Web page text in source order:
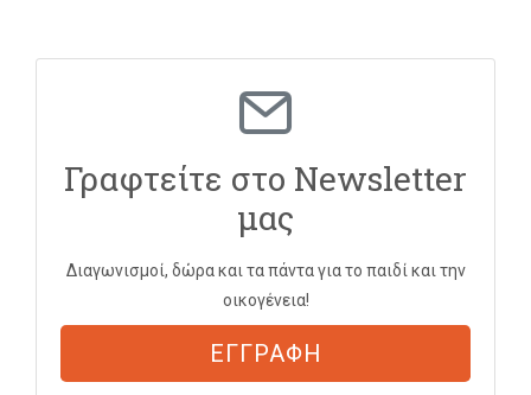
Γραφτείτε στο Newsletter
μας
Διαγωνισμοί, δώρα και τα πάντα για το παιδί και την
οικογένεια!
ΕΓΓΡΑΦΗ